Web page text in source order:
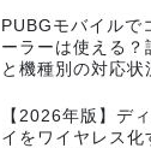
PUBGモバイルで
ーラーは使える？
と機種別の対応状
【2026年版】デ
イをワイヤレス化